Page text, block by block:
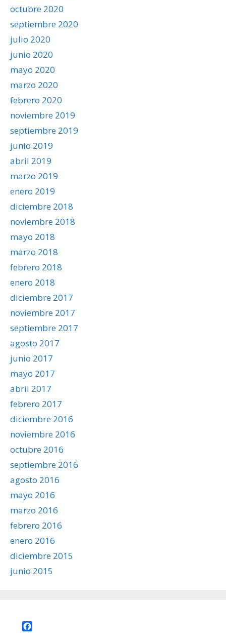
octubre 2020
septiembre 2020
julio 2020
junio 2020
mayo 2020
marzo 2020
febrero 2020
noviembre 2019
septiembre 2019
junio 2019
abril 2019
marzo 2019
enero 2019
diciembre 2018
noviembre 2018
mayo 2018
marzo 2018
febrero 2018
enero 2018
diciembre 2017
noviembre 2017
septiembre 2017
agosto 2017
junio 2017
mayo 2017
abril 2017
febrero 2017
diciembre 2016
noviembre 2016
octubre 2016
septiembre 2016
agosto 2016
mayo 2016
marzo 2016
febrero 2016
enero 2016
diciembre 2015
junio 2015